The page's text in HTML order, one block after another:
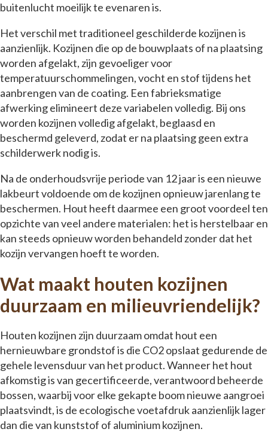
buitenlucht moeilijk te evenaren is.
Het verschil met traditioneel geschilderde kozijnen is
aanzienlijk. Kozijnen die op de bouwplaats of na plaatsing
worden afgelakt, zijn gevoeliger voor
temperatuurschommelingen, vocht en stof tijdens het
aanbrengen van de coating. Een fabrieksmatige
afwerking elimineert deze variabelen volledig. Bij ons
worden kozijnen volledig afgelakt, beglaasd en
beschermd geleverd, zodat er na plaatsing geen extra
schilderwerk nodig is.
Na de onderhoudsvrije periode van 12 jaar is een nieuwe
lakbeurt voldoende om de kozijnen opnieuw jarenlang te
beschermen. Hout heeft daarmee een groot voordeel ten
opzichte van veel andere materialen: het is herstelbaar en
kan steeds opnieuw worden behandeld zonder dat het
kozijn vervangen hoeft te worden.
Wat maakt houten kozijnen
duurzaam en milieuvriendelijk?
Houten kozijnen zijn duurzaam omdat hout een
hernieuwbare grondstof is die CO2 opslaat gedurende de
gehele levensduur van het product. Wanneer het hout
afkomstig is van gecertificeerde, verantwoord beheerde
bossen, waarbij voor elke gekapte boom nieuwe aangroei
plaatsvindt, is de ecologische voetafdruk aanzienlijk lager
dan die van kunststof of aluminium kozijnen.